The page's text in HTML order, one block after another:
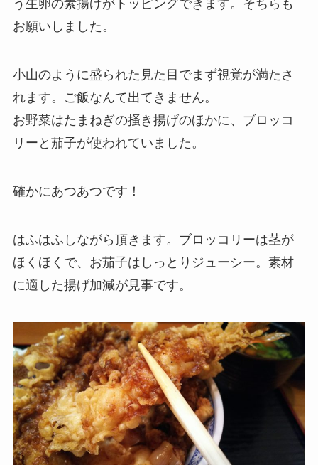
う生卵の素揚げがトッピングできます。そちらも
お願いしました。
小山のように盛られた見た目でまず視覚が満たさ
れます。ご飯なんて出てきません。
お野菜はたまねぎの掻き揚げのほかに、ブロッコ
リーと茄子が使われていました。
確かにあつあつです！
はふはふしながら頂きます。ブロッコリーは茎が
ほくほくで、お茄子はしっとりジューシー。素材
に適した揚げ加減が見事です。